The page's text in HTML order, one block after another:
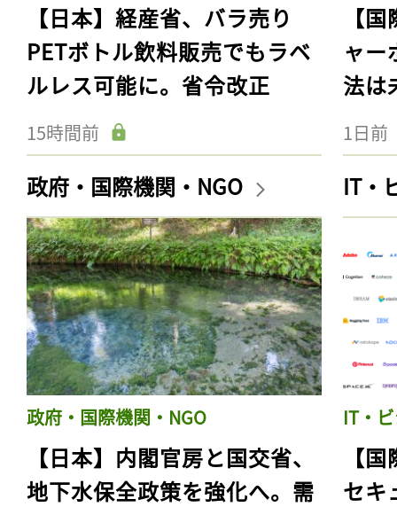
【日本】経産省、バラ売り
PETボトル飲料販売でもラベ
ルレス可能に。省令改正
15時間前
【
ャー
法は
1日前
政府・国際機関・NGO
政府・国際機関・NGO
【日本】内閣官房と国交省、
地下水保全政策を強化へ。需
IT・
IT・
【
セキ